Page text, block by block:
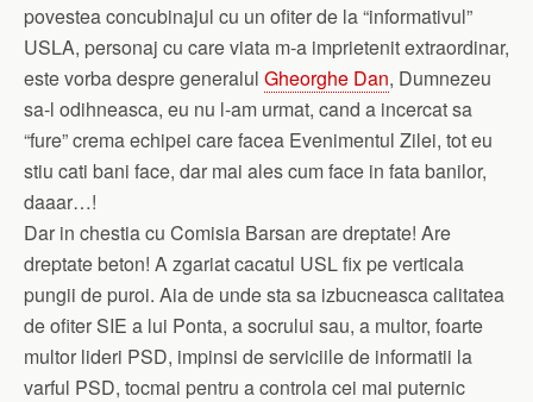
povestea concubinajul cu un ofiter de la “informativul”
USLA, personaj cu care viata m-a imprietenit extraordinar,
este vorba despre generalul Gheorghe Dan, Dumnezeu
sa-l odihneasca, eu nu l-am urmat, cand a incercat sa
“fure” crema echipei care facea Evenimentul Zilei, tot eu
stiu cati bani face, dar mai ales cum face in fata banilor,
daaar…!
Dar in chestia cu Comisia Barsan are dreptate! Are
dreptate beton! A zgariat cacatul USL fix pe verticala
pungii de puroi. Aia de unde sta sa izbucneasca calitatea
de ofiter SIE a lui Ponta, a socrului sau, a multor, foarte
multor lideri PSD, impinsi de serviciile de informatii la
varful PSD, tocmai pentru a controla cei mai puternic